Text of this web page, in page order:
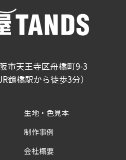
市天王寺区舟橋町9-3
鶴橋駅から徒歩3分）
生地・色見本
制作事例
会社概要